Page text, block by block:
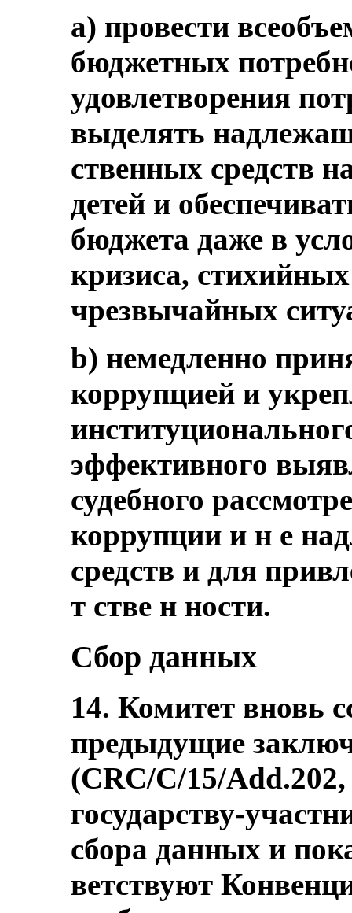
a) провести
бюджетных
удовлетворения
выделять
ственных средств
детей и
бюджета даже в
кризиса,
чрезвычайных
b) немедленно
коррупцией и
эффективного
судебного
коррупции и н е
средств и для
т стве н ности.
Сбор данных
14. Комитет вновь
предыдущие
(CRC/C/15/
государству-
сбора данных и
ветствуют